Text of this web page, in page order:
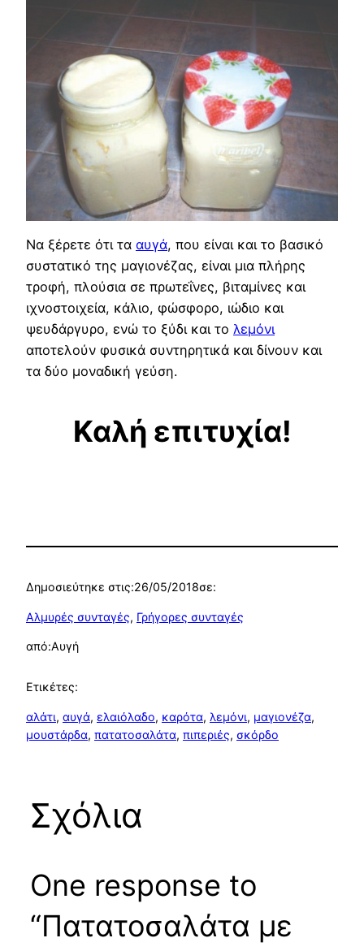
Να ξέρετε ότι τα αυγά, που είναι και το βασικό
συστατικό της μαγιονέζας, είναι μια πλήρης
τροφή, πλούσια σε πρωτεΐνες, βιταμίνες και
ιχνοστοιχεία, κάλιο, φώσφορο, ιώδιο και
ψευδάργυρο, ενώ το ξύδι και το λεμόνι
αποτελούν φυσικά συντηρητικά και δίνουν και
τα δύο μοναδική γεύση.
Καλή επιτυχία!
Δημοσιεύτηκε στις:26/05/2018σε:
Αλμυρές συνταγές, Γρήγορες συνταγές
από:Αυγή
Ετικέτες:
αλάτι, αυγά, ελαιόλαδο, καρότα, λεμόνι, μαγιονέζα
μουστάρδα, πατατοσαλάτα, πιπεριές, σκόρδο
Σχόλια
One response to
“Πατατοσαλάτα με